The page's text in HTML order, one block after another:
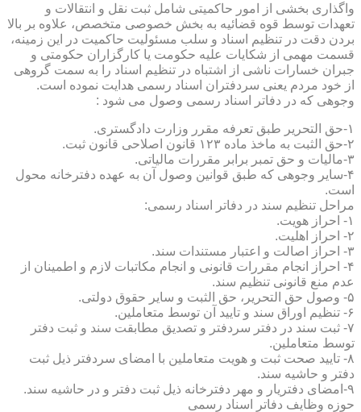
واگذاری بخشی از امور حاکمیتی شامل ثبت نقل و انتقالات و
تعهدات توسط قوه قضائیه به بخش خصوصی متخصص، علاوه بر بالا
بردن دقت در تنظیم اسناد و سلب مسئولیت حاکمیت در این زمینه،
قسمت مهمی از شکایات علیه حکومت یا کارگزاران حکومتی و
جبران خسارات ناشی از اشتباه در تنظیم اسناد را به سمت گروهی
از خود مردم یعنی سردفتران اسناد رسمی هدایت نموده است.
وجوهی که در دفاتر اسناد رسمی وصول می شود :
۱-حق التحریر طبق تعرفه مقرر وزارت دادگستری.
۲-حق الثبت به ماخذ ماده ۱۲۳ قانون اصلاحی قانون ثبت.
۳-مالیات و حق تمبر برابر مقررات مالیاتی.
۴-سایر وجوهی که طبق قوانین وصول آن به عهده دفترخانه محول
است.
مراحل تنظیم سند در دفاتر اسناد رسمی:
۱- احراز هویت.
۲- احراز اهلیت.
۳- احراز اصالت و اعتبار مستندات سند.
۴- احراز انجام مقررات قانونی و انجام مکاتبات لازم و اطمینان از
عدم منع قانونی تنظیم سند.
۵- وصول حق التحریر، حق الثبت و سایر حقوق دولتی.
۶- تنظیم اوراق سند و تایید آن توسط متعاملین.
۷- ثبت سند در دفتر سردفتر و تصدیق مطابقت سند و ثبت دفتر
توسط متعاملین.
۸- تایید صحت ثبت و هویت متعاملین با امضای سردفتر ذیل ثبت
دفتر و حاشیه سند.
۹-امضای دفتریار و مهر دفترخانه ذیل ثبت دفتر و در حاشیه سند.
حوزه وظایف دفاتر اسناد رسمی